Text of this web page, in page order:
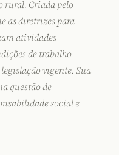
rural. Criada pelo
as diretrizes para
atividades
de trabalho
vigente. Sua
questão de
social e